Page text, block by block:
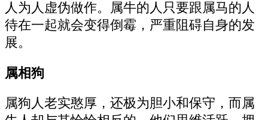
人为人虚伪做作。属牛的人只要跟属马的人
待在一起就会变得倒霉，严重阻碍自身的发
展。
属相狗
属狗人老实憨厚，还极为胆小和保守，而属